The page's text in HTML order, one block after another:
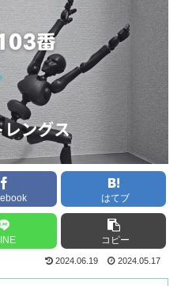
はてブ
コピー
2024.06.19 2024.05.17